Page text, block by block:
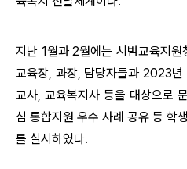
지난 1월과 2월에는 시범교육지
교육장, 과장, 담당자들과 2023
교사, 교육복지사 등을 대상으로
심 통합지원 우수 사례 공유 등 학
를 실시하였다.